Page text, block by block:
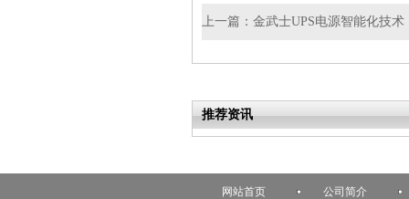
上一篇： 金武士UPS电源智能化技术
推荐资讯
网站首页 公司简介